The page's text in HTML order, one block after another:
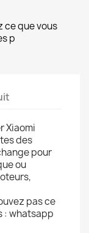
ce que vous
p
Xiaomi
des
pour
ou
pas ce
: whatsapp